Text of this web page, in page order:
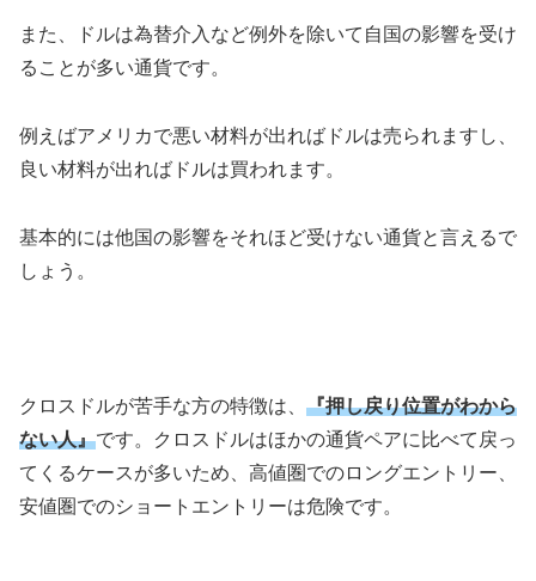
また、ドルは為替介入など例外を除いて自国の影響を受け
ることが多い通貨です。
例えばアメリカで悪い材料が出ればドルは売られますし、
良い材料が出ればドルは買われます。
基本的には他国の影響をそれほど受けない通貨と言えるで
しょう。
クロスドルが苦手な方の特徴は、 『押し戻り位置がわから
ない人』です。クロスドルはほかの通貨ペアに比べて戻っ
てくるケースが多いため、高値圏でのロングエントリー、
安値圏でのショートエントリーは危険です。